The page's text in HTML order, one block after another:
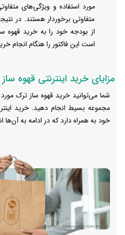
مورد استفاده و ویژگی‌های
متفاوتی برخوردار هستند. در
از بودجه خود را به خرید قهوه
است این فاکتور را هنگام انجام
مزایای خرید اینترنتی قهوه
شما می‌توانید خرید قهوه ساز ترک
مجموعه بسیط انجام دهید. خرید
خود به همراه دارد که در ادامه به آن‌ها